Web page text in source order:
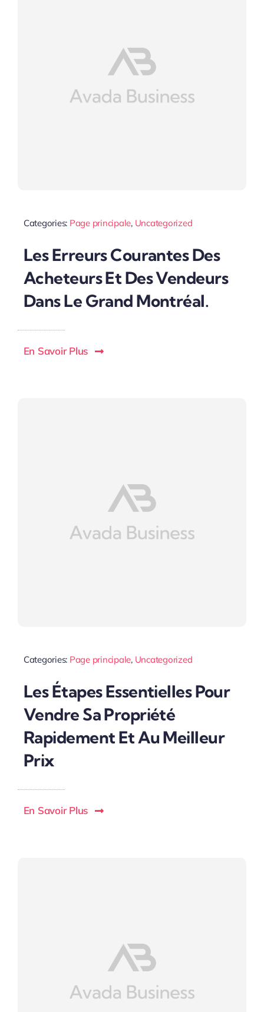
Categories: Page principale, Uncategorized
Les Erreurs Courantes Des
Acheteurs Et Des Vendeurs
Dans Le Grand Montréal.
En Savoir Plus
Categories: Page principale, Uncategorized
Les Étapes Essentielles Pour
Vendre Sa Propriété
Rapidement Et Au Meilleur
Prix
En Savoir Plus